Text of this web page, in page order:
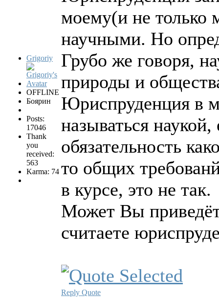
Grigoriy
OFFLINE
Боярин
Posts:
17046
Thank
you
received:
563
Karma: 74
моему(и не
научными. Но
Грубо же говоря,
природы и
Юриспруденция в
называться
обязательность
то общих
в курсе, это не так.
Может Вы
считаете
Reply Quote